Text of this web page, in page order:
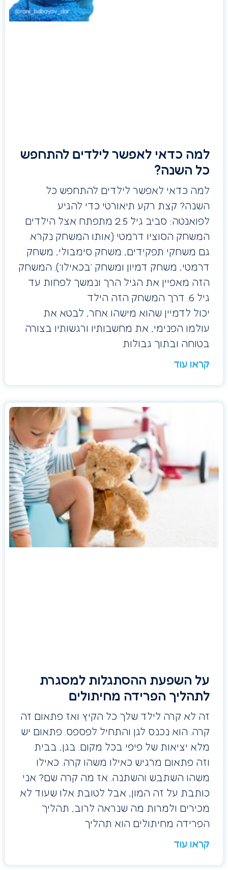
למה כדאי לאפשר לילדים להתחפש
כל השנה?
למה כדאי לאפשר לילדים להתחפש כל
השנה? קצת רקע תיאורטי כדי להגיע
לפואנטה: סביב גיל 2.5 מתפתח אצל הילדים
המשחק הסוציו דרמטי (אותו המשחק נקרא
גם משחקי תפקידים, משחק סימבולי, משחק
דרמטי, משחק דמיון ומשחק ‘בכאילו’). המשחק
הזה מאפיין את הגיל הרך ונמשך לפחות עד
גיל 6. דרך המשחק הזה הילד
יכול לדמיין שהוא מישהו אחר, לבטא את
עולמו הפנימי, את מחשבותיו ורגשותיו בצורה
בטוחה ובתוך גבולות
קראו עוד
על השפעת ההסתגלות למסגרת
לתהליך הפרידה מחיתולים
זה לא קרה לילד שלך כל הקיץ ואז פתאום זה
קרה. הוא נכנס לגן והתחיל לפספס. פתאום יש
מלא יציאות של פיפי בכל מקום. בגן, בבית
וזה פתאום מרגיש כאילו משהו קרה. כאילו
משהו השתבש והשתנה. אז מה קרה שם? אני
כותבת על זה המון, אבל לטובת אלו שעוד לא
מכירים ולמרות מה שנראה לרוב, תהליך
הפרידה מחיתולים הוא תהליך
קראו עוד